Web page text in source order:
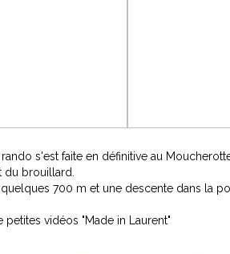
s'est faite en définitive au
du brouillard.
700 m et une descente dans la
petites vidéos "Made in Laurent"